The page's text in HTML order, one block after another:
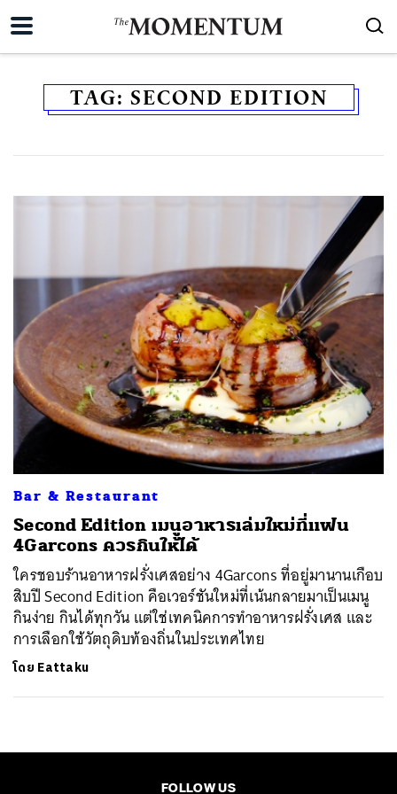
TAG: SECOND EDITION
Bar & Restaurant
Second Edition เมนูอาหารเล่มใหม่ที่แฟน
4Garcons ควรกินให้ได้
ใครชอบร้านอาหารฝรั่งเศสอย่าง 4Garcons ที่อยู่มานานเกือบ
สิบปี Second Edition คือเวอร์ชันใหม่ที่เน้นกลายมาเป็นเมนู
กินง่าย กินได้ทุกวัน แต่ใช่เทคนิคการทำอาหารฝรั่งเศส และ
การเลือกใช้วัตถุดิบท้องถิ่นในประเทศไทย
โดย Eattaku
FOLLOW US
ค้นหา
TWEET LINE EMAIL